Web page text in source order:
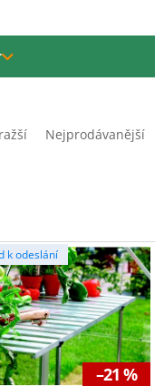
Nejprodávanější
k odeslání
–21 %